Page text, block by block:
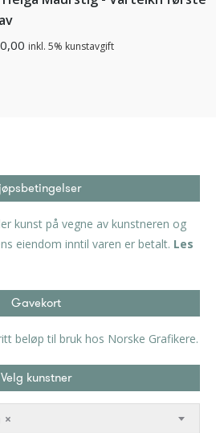
inkl. 5% kunstavgift
kunst på vegne av kunstneren og
eiendom inntil varen er betalt. Les
Gavekort
beløp til bruk hos Norske Grafikere.
Velg kunstner
×